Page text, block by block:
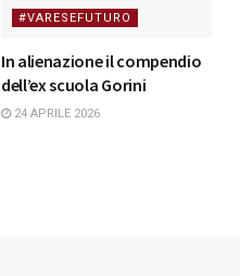
#VARESEFUTURO
In alienazione il compendio
dell’ex scuola Gorini
24 APRILE 2026